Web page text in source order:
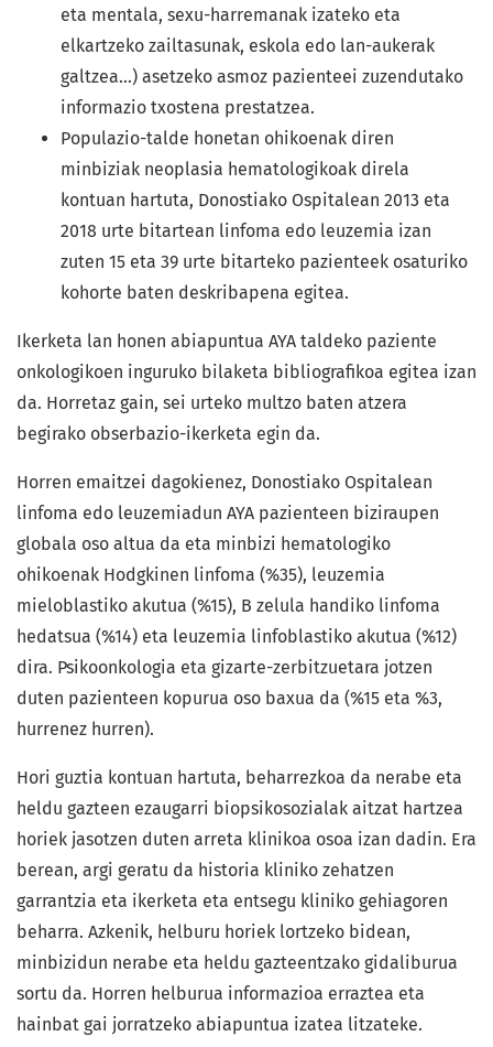
eta mentala, sexu-harremanak izateko eta
elkartzeko zailtasunak, eskola edo lan-aukerak
galtzea…) asetzeko asmoz pazienteei zuzendutako
informazio txostena prestatzea.
Populazio-talde honetan ohikoenak diren
minbiziak neoplasia hematologikoak direla
kontuan hartuta, Donostiako Ospitalean 2013 eta
2018 urte bitartean linfoma edo leuzemia izan
zuten 15 eta 39 urte bitarteko pazienteek osaturiko
kohorte baten deskribapena egitea.
Ikerketa lan honen abiapuntua AYA taldeko paziente
onkologikoen inguruko bilaketa bibliografikoa egitea izan
da. Horretaz gain, sei urteko multzo baten atzera
begirako obserbazio-ikerketa egin da.
Horren emaitzei dagokienez, Donostiako Ospitalean
linfoma edo leuzemiadun AYA pazienteen biziraupen
globala oso altua da eta minbizi hematologiko
ohikoenak Hodgkinen linfoma (%35), leuzemia
mieloblastiko akutua (%15), B zelula handiko linfoma
hedatsua (%14) eta leuzemia linfoblastiko akutua (%12)
dira. Psikoonkologia eta gizarte-zerbitzuetara jotzen
duten pazienteen kopurua oso baxua da (%15 eta %3,
hurrenez hurren).
Hori guztia kontuan hartuta, beharrezkoa da nerabe eta
heldu gazteen ezaugarri biopsikosozialak aitzat hartzea
horiek jasotzen duten arreta klinikoa osoa izan dadin. Era
berean, argi geratu da historia kliniko zehatzen
garrantzia eta ikerketa eta entsegu kliniko gehiagoren
beharra. Azkenik, helburu horiek lortzeko bidean,
minbizidun nerabe eta heldu gazteentzako gidaliburua
sortu da. Horren helburua informazioa erraztea eta
hainbat gai jorratzeko abiapuntua izatea litzateke.